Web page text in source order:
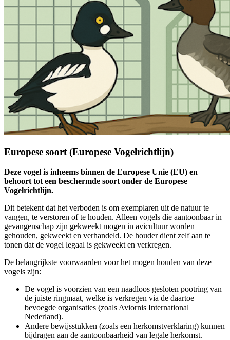
Europese soort (Europese Vogelrichtlijn)
Deze vogel is inheems binnen de Europese Unie (EU) en
behoort tot een beschermde soort onder de Europese
Vogelrichtlijn.
Dit betekent dat het verboden is om exemplaren uit de natuur te
vangen, te verstoren of te houden. Alleen vogels die aantoonbaar in
gevangenschap zijn gekweekt mogen in avicultuur worden
gehouden, gekweekt en verhandeld. De houder dient zelf aan te
tonen dat de vogel legaal is gekweekt en verkregen.
De belangrijkste voorwaarden voor het mogen houden van deze
vogels zijn:
De vogel is voorzien van een naadloos gesloten pootring van
de juiste ringmaat, welke is verkregen via de daartoe
bevoegde organisaties (zoals Aviornis International
Nederland).
Andere bewijsstukken (zoals een herkomstverklaring) kunnen
bijdragen aan de aantoonbaarheid van legale herkomst.